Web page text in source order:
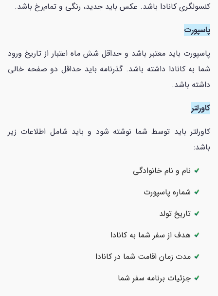
کنسولگری کانادا باشد. عکس باید جدید، رنگی و تمام‌رخ باشد.
پاسپورت
پاسپورت باید معتبر باشد و حداقل شش ماه اعتبار از تاریخ ورود
شما به کانادا داشته باشد. گذرنامه باید حداقل دو صفحه خالی
داشته باشد.
کاورلتر
کاورلتر باید توسط شما نوشته شود و باید شامل اطلاعات زیر
باشد:
نام و نام خانوادگی
شماره پاسپورت
تاریخ تولد
هدف از سفر شما به کانادا
مدت زمان اقامت شما در کانادا
جزئیات برنامه سفر شما